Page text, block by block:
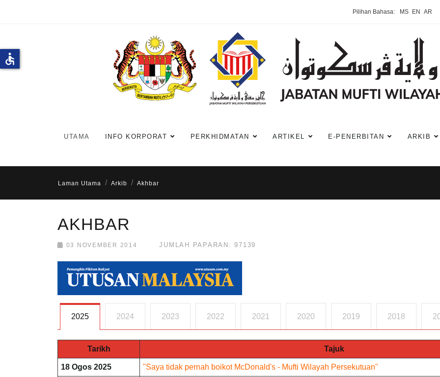
Pilihan Bahasa: MS EN AR
UTAMA INFO KORPORAT PERKHIDMATAN ARTIKEL E-PENERBITAN ARKIB
Laman Utama Arkib Akhbar
AKHBAR
03 NOVEMBER 2014 JUMLAH PAPARAN: 97139
2025 2024 2023 2022 2021 2020 2019 2018
Tarikh Tajuk
18 Ogos 2025 "Saya tidak pernah boikot McDonald's - Mufti Wilayah Persekutuan"
accessible